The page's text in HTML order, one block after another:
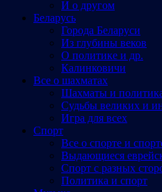
И о другом
Беларусь
Города Беларуси
Из глубины веков
О политике и др.
Калинковичи
Все о шахматах
Шахматы и
Судьбы великих и
Игра для всех
Спорт
Все о спорте и
Выдающиеся
Спорт с разных
Политика и спорт